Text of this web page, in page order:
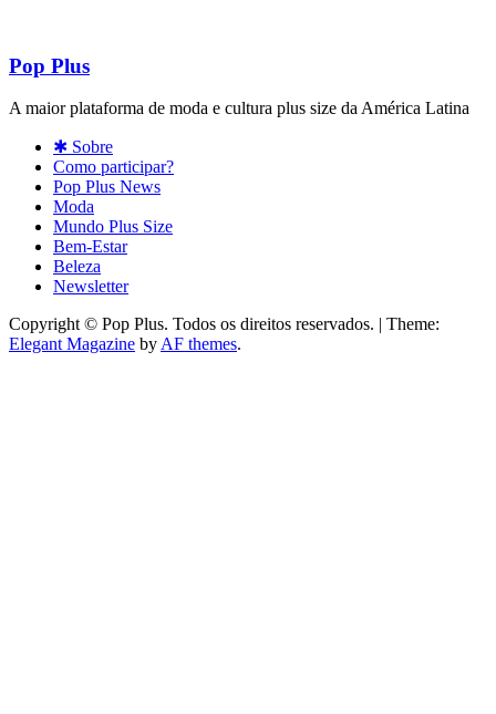
Pop Plus
A maior plataforma de moda e cultura plus size da América Latina
✱ Sobre
Como participar?
Pop Plus News
Moda
Mundo Plus Size
Bem-Estar
Beleza
Newsletter
Copyright © Pop Plus. Todos os direitos reservados. | Theme:
Elegant Magazine by AF themes.